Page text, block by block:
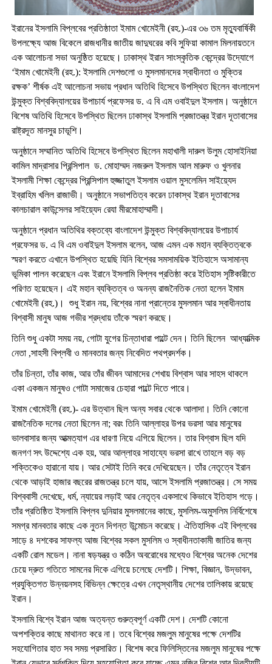
ইরানের ইসলামি বিপ্লবের প্রতিষ্ঠাতা ইমাম খোমেইনী (রহ.)-এর ৩৬ তম মৃত্যুবার্ষিকী
উপলক্ষ্যে আজ বিকেলে রাজধানীর জাতীয় জাদুঘরের কবি সুফিয়া কামাল মিলনায়তনে
এক আলোচনা সভা অনুষ্ঠিত হয়েছে। ঢাকাস্থ ইরান সাংস্কৃতিক কেন্দ্রের উদ্যোগে
‘ইমাম খোমেইনী (রহ.): ইসলামি দেশগুলো ও মুসলমানদের স্বাধীনতা ও মুক্তির
রক্ষক’ শীর্ষক এই আলোচনা সভায় প্রধান অতিথি হিসেবে উপস্থিত ছিলেন বাংলাদেশ
উন্মুক্ত বিশ্ববিদ্যালয়ের উপাচার্য প্রফেসর ড. এ বি এম ওবাইদুল ইসলাম। অনুষ্ঠানে
বিশেষ অতিথি হিসেবে উপস্থিত ছিলেন ঢাকাস্থ ইসলামি প্রজাতন্ত্র ইরান দূতাবাসের
রাষ্ট্রদূত মানসুর চাভূশি।
অনুষ্ঠানে সম্মানিত অতিথি হিসেবে উপস্থিত ছিলেন মহাখালী দারুল উলুম হোসাইনিয়া
কামিল মাদ্রাসার প্রিন্সিপাল ড. মোহাম্মদ নজরুল ইসলাম আল মারুফ ও খুলনার
ইসলামী শিক্ষা কেন্দ্রের প্রিন্সিপাল হুজ্জাতুল ইসলাম ওয়াল মুসলেমিন সাইয়্যেদ
ইব্রাহিম খলিল রাজাভী। অনুষ্ঠানে সভাপতিত্ব করেন ঢাকাস্থ ইরান দূতাবাসের
কালচারাল কাউন্সেলর সাইয়্যেদ রেযা মীরমোহাম্মাদী।
অনুষ্ঠানে প্রধান অতিথির বক্তব্যে বাংলাদেশ উন্মুক্ত বিশ্ববিদ্যালয়ের উপাচার্য
প্রফেসর ড. এ বি এম ওবাইদুল ইসলাম বলেন, আজ এমন এক মহান ব্যক্তিত্বকে
স্মরণ করতে এখানে উপস্থিত হয়েছি যিনি বিশ্বের সমসাময়িক ইতিহাসে অসামান্য
ভূমিকা পালন করেছেন এবং ইরানে ইসলামি বিপ্লব প্রতিষ্ঠা করে ইতিহাস সৃষ্টিকারীতে
পরিণত হয়েছেন। এই মহান ব্যক্তিত্ব ও অনন্য রাজনৈতিক নেতা হলেন ইমাম
খোমেইনী (রহ.)। শুধু ইরান নয়, বিশ্বের নানা প্রান্তের মুসলমান আর স্বাধীনতায়
বিশ্বাসী মানুষ আজ গভীর শ্রদ্ধায় তাঁকে স্মরণ করছে।
তিনি শুধু একটা সময় নয়, গোটা যুগের চিন্তাধারা পাল্টে দেন। তিনি ছিলেন আধ্যাত্মিক
নেতা ,সাহসী বিপ্লবী ও মানবতার জন্য নিবেদিত পথপ্রদর্শক।
তাঁর চিন্তা, তাঁর কাজ, আর তাঁর জীবন আমাদের শেখায় বিশ্বাস আর সাহস থাকলে
একা একজন মানুষও গোটা সমাজের চেহারা পাল্টে দিতে পারে।
ইমাম খোমেইনী (রহ.)- এর উত্থান ছিল অন্য সবার থেকে আলাদা। তিনি কোনো
রাজনৈতিক দলের নেতা ছিলেন না; বরং তিনি আল্লাহর উপর ভরসা আর মানুষের
ভালবাসার জন্য আত্মত্যাগ এর ধারণা নিয়ে এগিয়ে ছিলেন। তার বিশ্বাস ছিল যদি
জনগণ সৎ উদ্দেশ্যে এক হয়, আর আল্লাহর সাহায্যে ভরসা রাখে তাহলে বড় বড়
শক্তিকেও হারানো যায়। আর সেটাই তিনি করে দেখিয়েছেন। তাঁর নেতৃত্বে ইরান
থেকে আড়াই হাজার বছরের রাজতন্ত্র চলে যায়, আসে ইসলামি প্রজাতন্ত্র। সে সময়
বিশ্ববাসী দেখেছে, ধর্ম, ন্যায়ের লড়াই আর নেতৃত্ব একসাথে কিভাবে ইতিহাস গড়ে।
তাঁর প্রতিষ্ঠিত ইসলামি বিপ্লব দুনিয়ার মুসলমানের কাছে, মুসলিম-অমুসলিম নির্বিশেষে
সমগ্র মানবতার কাছে এক নুতন দিগন্ত উন্মোচন করেছে। ঐতিহাসিক এই বিপ্লবের
সাড়ে ৪ দশকের সাফল্য আজ বিশ্বের সকল মুসলিম ও স্বাধীনতাকামী জাতির জন্য
একটি রোল মডেল। নানা ষড়যন্ত্র ও কঠিন অবরোধের মধ্যেও বিশ্বের অনেক দেশের
চেয়ে দ্রুত গতিতে সামনের দিকে এগিয়ে চলেছে দেশটি। শিক্ষা, বিজ্ঞান, উদ্ভাবন,
প্রযুক্তিগত উন্নয়নসহ বিভিন্ন ক্ষেত্রে এখন নেতৃস্থানীয় দেশের তালিকায় রয়েছে
ইরান।
ইসলামি বিশ্বে ইরান আজ অত্যন্ত গুরুত্বপূর্ণ একটি দেশ। দেশটি কোনো
অপশক্তির কাছে মাথানত করে না। তবে বিশ্বের মজলুম মানুষের পক্ষে দেশটির
সহযোগিতার হাত সব সময় প্রসারিত। বিশেষ করে ফিলিস্তিনের মজলুম মানুষের পক্ষে